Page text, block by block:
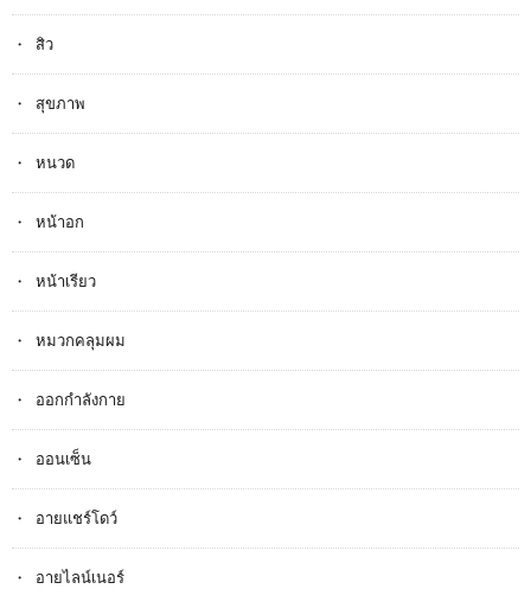
สิว
สุขภาพ
หนวด
หน้าอก
หน้าเรียว
หมวกคลุมผม
ออกกำลังกาย
ออนเซ็น
อายแชร์โดว์
อายไลน์เนอร์